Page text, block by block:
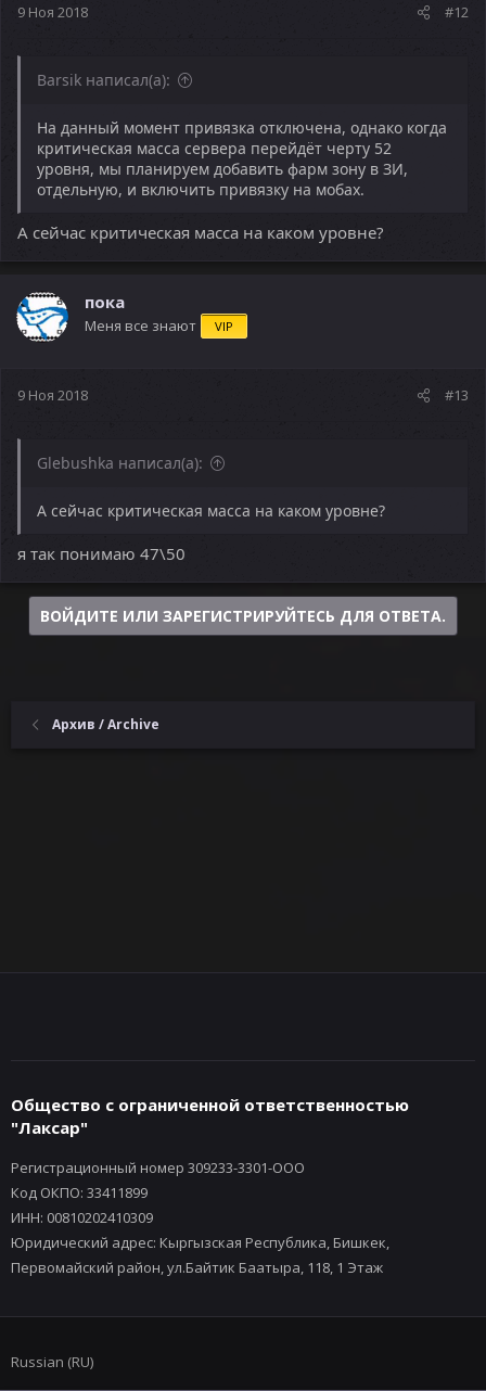
9 Ноя 2018 #12
Barsik написал(а):
На данный момент привязка отключена, однако когда
критическая масса сервера перейдёт черту 52
уровня, мы планируем добавить фарм зону в ЗИ,
отдельную, и включить привязку на мобах.
А сейчас критическая масса на каком уровне?
пока
Меня все знают VIP
9 Ноя 2018 #13
Glebushka написал(а):
А сейчас критическая масса на каком уровне?
я так понимаю 47\50
ВОЙДИТЕ ИЛИ ЗАРЕГИСТРИРУЙТЕСЬ ДЛЯ ОТВЕТА.
Архив / Archive
Общество с ограниченной ответственностью
"Лаксар"
Регистрационный номер 309233-3301-ООО
Код ОКПО: 33411899
ИНН: 00810202410309
Юридический адрес: Кыргызская Республика, Бишкек,
Первомайский район, ул.Байтик Баатыра, 118, 1 Этаж
Russian (RU)